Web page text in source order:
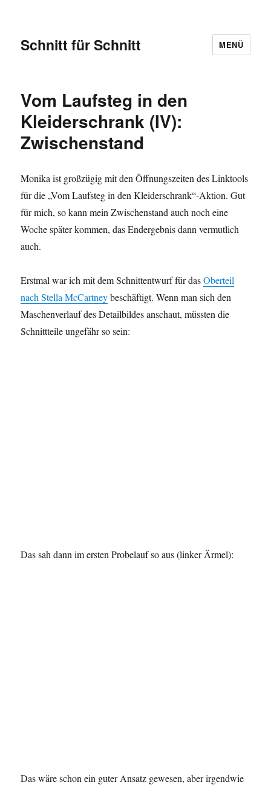
Schnitt für Schnitt MENÜ
Vom Laufsteg in den
Kleiderschrank (IV):
Zwischenstand
Monika ist großzügig mit den Öffnungszeiten des Linktools
für die „Vom Laufsteg in den Kleiderschrank“-Aktion. Gut
für mich, so kann mein Zwischenstand auch noch eine
Woche später kommen, das Endergebnis dann vermutlich
auch.
Erstmal war ich mit dem Schnittentwurf für dasOberteil
nach Stella McCartneybeschäftigt. Wenn man sich den
Maschenverlauf des Detailbildes anschaut, müssten die
Schnittteile ungefähr so sein:
Das sah dann im ersten Probelauf so aus (linker Ärmel):
Das wäre schon ein guter Ansatz gewesen, aber irgendwie